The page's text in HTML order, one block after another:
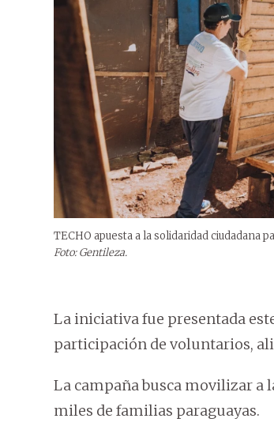
TECHO apuesta a la solidaridad ciudadana
Foto: Gentileza.
La iniciativa fue presentada
participación de voluntarios,
La campaña busca movilizar a
miles de familias paraguayas.